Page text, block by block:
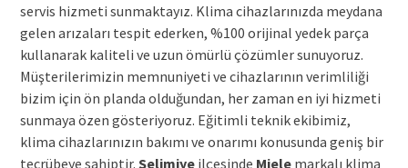
servis hizmeti sunmaktayız. Klima cihazlarınızda meydana
gelen arızaları tespit ederken, %100 orijinal yedek parça
kullanarak kaliteli ve uzun ömürlü çözümler sunuyoruz.
Müşterilerimizin memnuniyeti ve cihazlarının verimliliği
bizim için ön planda olduğundan, her zaman en iyi hizmeti
sunmaya özen gösteriyoruz. Eğitimli teknik ekibimiz,
klima cihazlarınızın bakımı ve onarımı konusunda geniş bir
tecrübeye sahiptir. Selimiyeilçesinde Mielemarkalı klima